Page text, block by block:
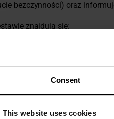
Consent
This website uses cookies
bezczynności) oraz
znajdują się:
EVO Silver,
AAA,
obsługi.
techniczne
sensora: elektrochemiczny